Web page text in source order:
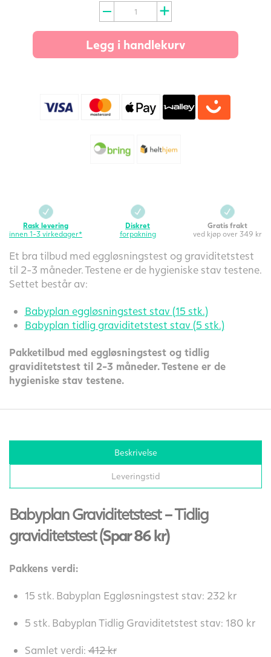
Testsett
-
eggløsningstest
graviditetstest
stav
Legg i handlekurv
Rask levering
innen 1-3 virkedager*
Diskret
forpakning
Gratis frakt
ved kjøp over 349 kr
Et bra tilbud med eggløsningstest og graviditetstest
til 2-3 måneder. Testene er de hygieniske stav testene.
Settet består av:
Babyplan eggløsningstest stav (15 stk.)
Babyplan tidlig graviditetstest stav (5 stk.)
Pakketilbud med eggløsningstest og tidlig
graviditetstest til 2-3 måneder. Testene er de
hygieniske stav testene.
Beskrivelse
Leveringstid
Babyplan Graviditetstest – Tidlig
graviditetstest (Spar 86 kr)
Pakkens verdi:
15 stk. Babyplan Eggløsningstest stav: 232 kr
5 stk. Babyplan Tidlig Graviditetstest stav: 180 kr
Samlet verdi:412 kr